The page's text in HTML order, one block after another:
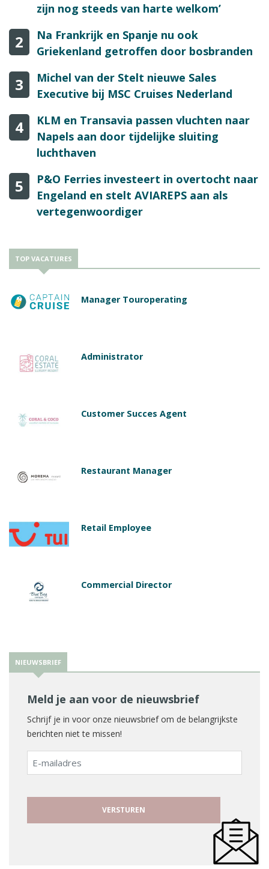
zijn nog steeds van harte welkom’
2
Na Frankrijk en Spanje nu ook
Griekenland getroffen door bosbranden
3
Michel van der Stelt nieuwe Sales
Executive bij MSC Cruises Nederland
4
KLM en Transavia passen vluchten naar
Napels aan door tijdelijke sluiting
luchthaven
5
P&O Ferries investeert in overtocht naar
Engeland en stelt AVIAREPS aan als
vertegenwoordiger
TOP VACATURES
Manager Touroperating
Administrator
Customer Succes Agent
Restaurant Manager
Retail Employee
Commercial Director
NIEUWSBRIEF
Meld je aan voor de nieuwsbrief
Schrijf je in voor onze nieuwsbrief om de belangrijkste
berichten niet te missen!
E-
mailadres